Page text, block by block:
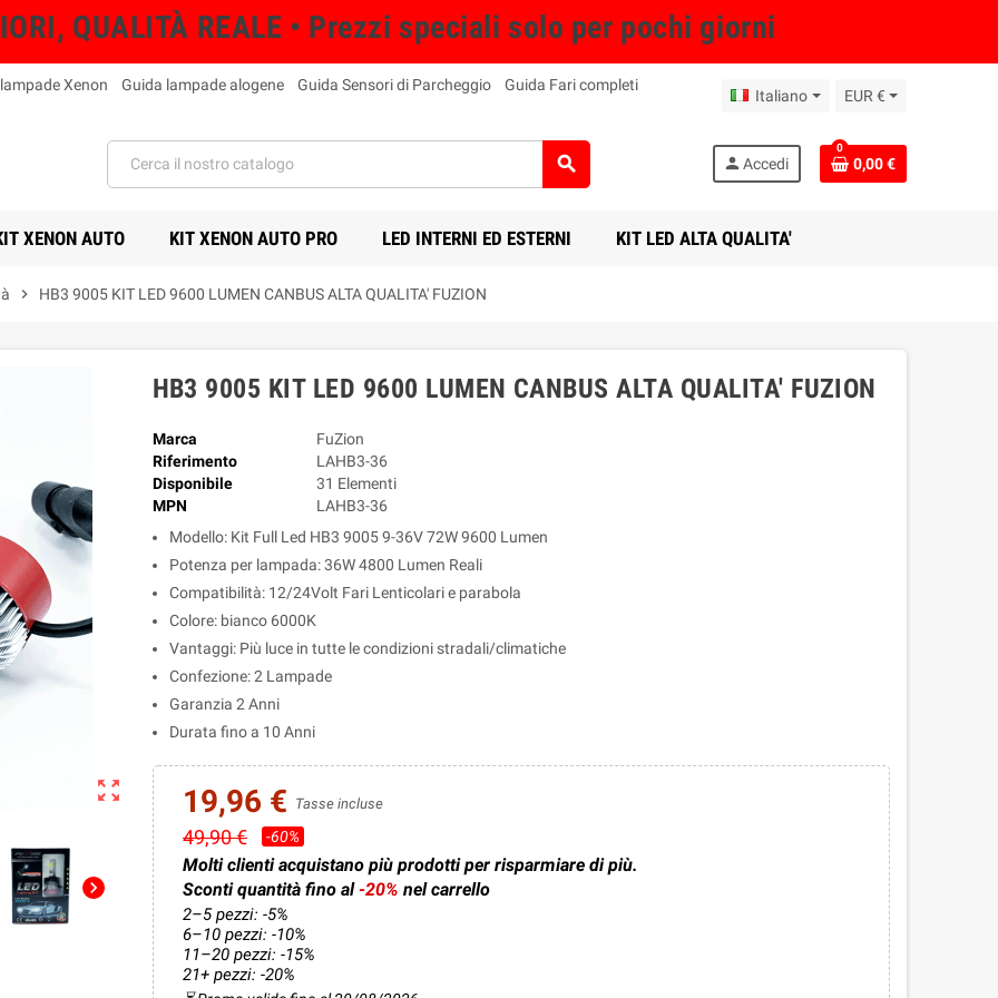
QUALITÀ REALE • Prezzi speciali solo per pochi giorni
Xenon Guida lampade alogene Guida Sensori di Parcheggio
Guida Fari completi
Italiano EUR €
search person Accedi
0
0,00 €
XENON AUTO KIT XENON AUTO PRO LED INTERNI ED ESTERNI KIT LED ALTA QUALITA'
chevron_right HB3 9005 KIT LED 9600 LUMEN CANBUS ALTA QUALITA' FUZION
zoom_out_map
chevron_right
HB3 9005 KIT LED 9600 LUMEN CANBUS ALTA QUALITA' FUZION
Marca
FuZion
Riferimento
LAHB3-36
Disponibile
31 Elementi
MPN
LAHB3-36
Modello: Kit Full Led HB3 9005 9-36V 72W 9600 Lumen
Potenza per lampada: 36W 4800 Lumen Reali
Compatibilità: 12/24Volt Fari Lenticolari e parabola
Colore: bianco 6000K
Vantaggi: Più luce in tutte le condizioni stradali/climatiche
Confezione: 2 Lampade
Garanzia 2 Anni
Durata fino a 10 Anni
19,96 € Tasse incluse
49,90 € -60%
Molti clienti acquistano più prodotti per risparmiare di più.
Sconti quantità fino al-20% nel carrello
2–5 pezzi: -5%
6–10 pezzi: -10%
11–20 pezzi: -15%
21+ pezzi: -20%